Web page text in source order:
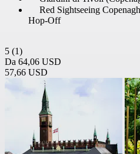
Red Sightseeing
Hop-Off
5 (1)
Da 64,06 USD
57,66 USD